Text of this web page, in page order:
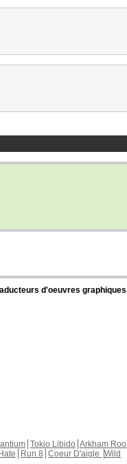
d'oeuvres graphiques
Tokio Libido Arkham
Run 8 Coeur D'aigle Wild